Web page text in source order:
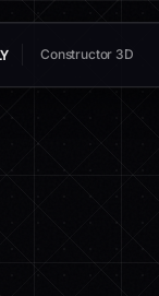
Constructor 3D